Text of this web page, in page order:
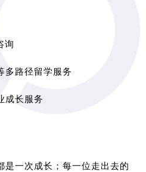
询
多路径留学服务
成长服务
是一次成长；每一位走出去的